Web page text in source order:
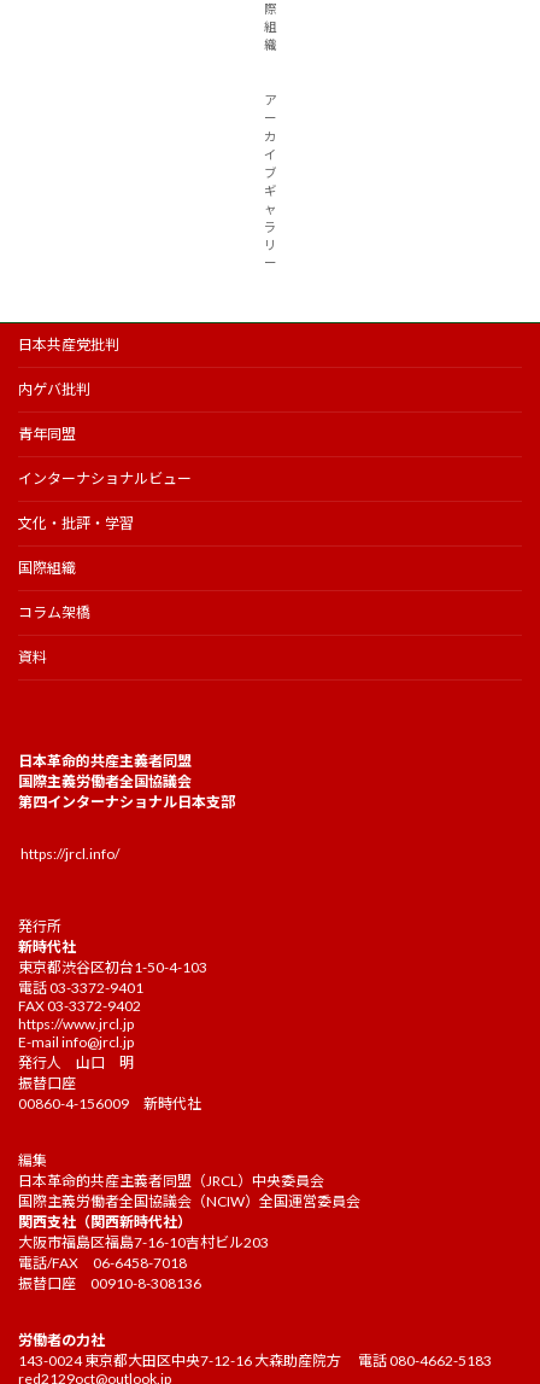
際
組
織
ア
ー
カ
イ
ブ
ギ
ャ
ラ
リ
ー
日本共産党批判
内ゲバ批判
青年同盟
インターナショナルビュー
文化・批評・学習
国際組織
コラム架橋
資料
日本革命的共産主義者同盟
国際主義労働者全国協議会
第四インターナショナル日本支部
https://jrcl.info/
発行所
新時代社
東京都渋谷区初台1-50-4-103
電話 03-3372-9401
FAX 03-3372-9402
https://www.jrcl.jp
E-mail info@jrcl.jp
発行人 山口 明
振替口座
00860-4-156009 新時代社
編集
日本革命的共産主義者同盟（JRCL）中央委員会
国際主義労働者全国協議会（NCIW）全国運営委員会
関西支社（関西新時代社）
大阪市福島区福島7-16-10吉村ビル203
電話/FAX 06-6458-7018
振替口座 00910-8-308136
労働者の力社
143-0024 東京都大田区中央7-12-16 大森助産院方 電話 080-4662-5183
red2129oct@outlook.jp